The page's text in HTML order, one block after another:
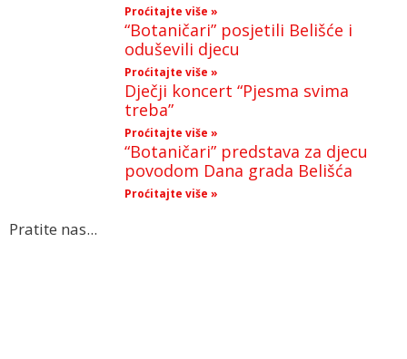
Proćitajte više »
“Botaničari” posjetili Belišće i
oduševili djecu
Proćitajte više »
Dječji koncert “Pjesma svima
treba”
Proćitajte više »
“Botaničari” predstava za djecu
povodom Dana grada Belišća
Proćitajte više »
Pratite nas...